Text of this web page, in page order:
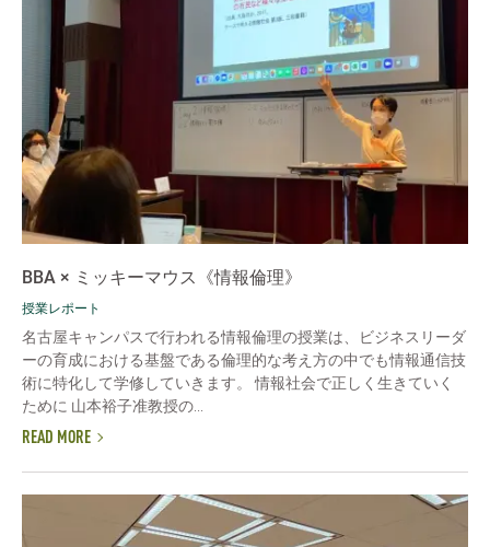
BBA × ミッキーマウス《情報倫理》
授業レポート
名古屋キャンパスで行われる情報倫理の授業は、ビジネスリーダ
ーの育成における基盤である倫理的な考え方の中でも情報通信技
術に特化して学修していきます。 情報社会で正しく生きていく
ために 山本裕子准教授の...
READ MORE